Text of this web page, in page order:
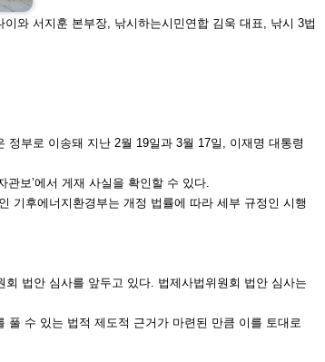
이와 서지 훈 본부장, 낚시하는시민연합 김욱 대표, 낚시 3법
정 부로 이송돼 지난 2월 19일과 3월 17일, 이재명 대통령
관보’에서 게재 사실을 확인할 수 있다.
기후에너지환경부는 개정 법률에 따라 세부 규정인 시행
회 법안 심사를 앞두고 있다. 법제사법위원회 법안 심사는
풀 수 있는 법적 제도적 근거가 마련된 만큼 이를 토대로